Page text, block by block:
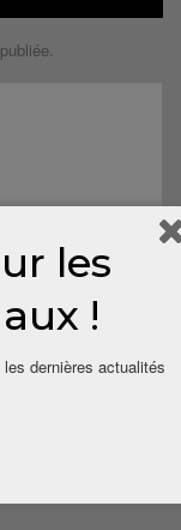
for the next
les
!
dernières actualités